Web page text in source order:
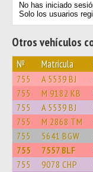
No has iniciado
Solo los usuarios
Otros vehículos
№ Matrícula
755 A 5539 BJ
755 M 9182 KB
755 A 5539 BJ
755 M 2868 TM
755 5641 BGW
755 7557 BLF
755 9078 CHP